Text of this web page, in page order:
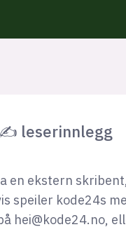
✍ leserinnlegg
en ekstern
speiler kode24s
hei@kode24.no,